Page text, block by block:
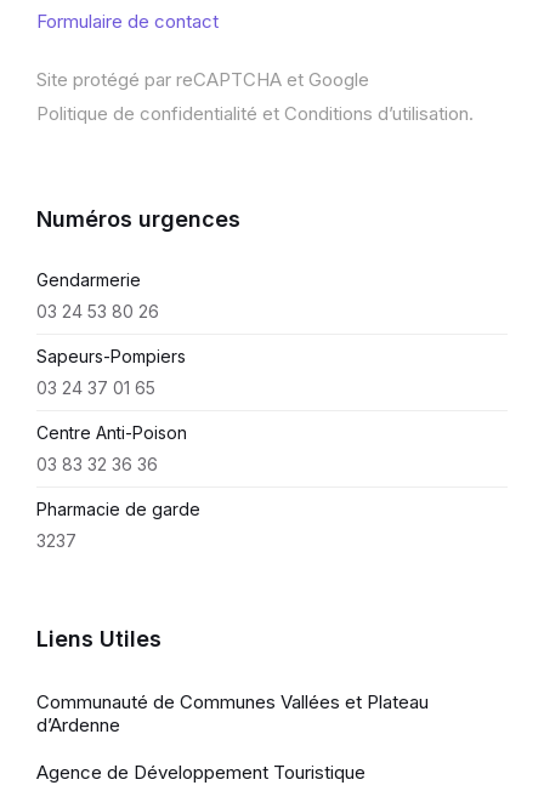
Formulaire de contact
Site protégé par reCAPTCHA et Google
Politique de confidentialité et Conditions d’utilisation.
Numéros urgences
Gendarmerie
03 24 53 80 26
Sapeurs-Pompiers
03 24 37 01 65
Centre Anti-Poison
03 83 32 36 36
Pharmacie de garde
3237
Liens Utiles
Communauté de Communes Vallées et Plateau
d’Ardenne
Agence de Développement Touristique